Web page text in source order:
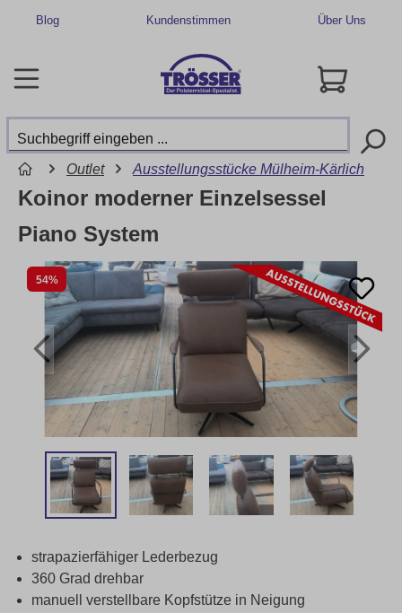
Blog Kundenstimmen Über Uns
Outlet Ausstellungsstücke Mülheim-Kärlich
54%
Koinor moderner Einzelsessel
Piano System
strapazierfähiger Lederbezug
360 Grad drehbar
manuell verstellbare Kopfstütze in Neigung